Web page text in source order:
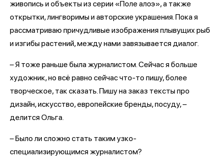
живопись и объекты из серии «Поле алоэ», а также
открытки, лингворимы и авторские украшения. Пока я
рассматриваю причудливые изображения плывущих рыб
и изгибы растений, между нами завязывается диалог.
– Я тоже раньше была журналистом. Сейчас я больше
художник, но всё равно сейчас что-то пишу, более
творческое, так сказать. Пишу на заказ тексты про
дизайн, искусство, европейские бренды, посуду, –
делится Ольга.
– Было ли сложно стать таким узко-
специализирующимся журналистом?